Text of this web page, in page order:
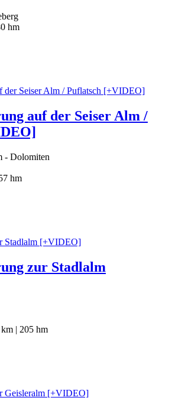
hm
auf der Seiser Alm /
- Dolomiten
hm
zur Stadlalm
| 205 hm